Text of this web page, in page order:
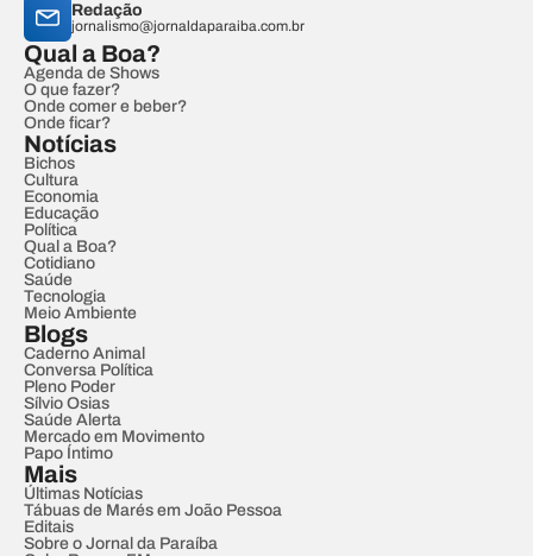
Redação
jornalismo@jornaldaparaiba.com.br
Qual a Boa?
Agenda de Shows
O que fazer?
Onde comer e beber?
Onde ficar?
Notícias
Bichos
Cultura
Economia
Educação
Política
Qual a Boa?
Cotidiano
Saúde
Tecnologia
Meio Ambiente
Blogs
Caderno Animal
Conversa Política
Pleno Poder
Sílvio Osias
Saúde Alerta
Mercado em Movimento
Papo Íntimo
Mais
Últimas Notícias
Tábuas de Marés em João Pessoa
Editais
Sobre o Jornal da Paraíba